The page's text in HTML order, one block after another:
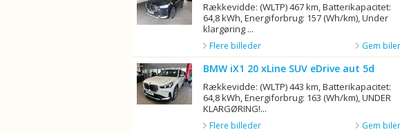
Rækkevidde: (WLTP) 467 km, Batterikapacitet:
64,8 kWh, Energiforbrug: 157 (Wh/km), Under
klargøring ...
Gem
Flere billeder
BMW iX1 20 xLine SUV eDrive aut 5d
Rækkevidde: (WLTP) 443 km, Batterikapacitet:
64,8 kWh, Energiforbrug: 163 (Wh/km), UNDER
KLARGØRING!...
Gem
Flere billeder